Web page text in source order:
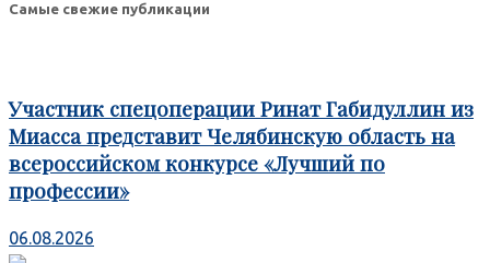
Самые свежие публикации
Участник спецоперации Ринат Габидуллин из
Миасса представит Челябинскую область на
всероссийском конкурсе «Лучший по
профессии»
06.08.2026